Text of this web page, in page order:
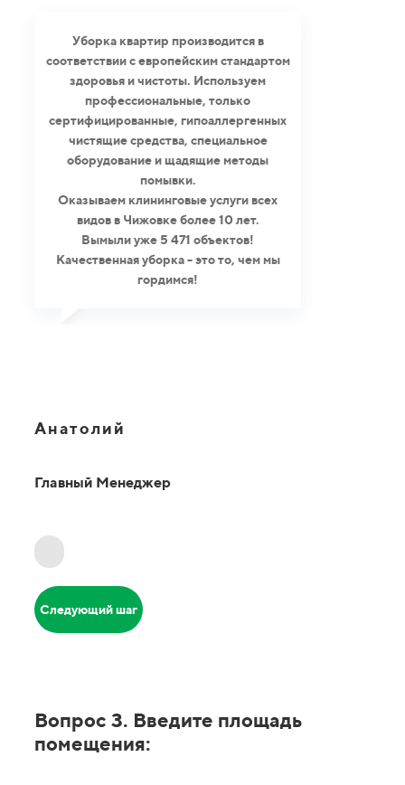
Уборка квартир производится в
соответствии с европейским стандартом
здоровья и чистоты. Используем
профессиональные, только
сертифицированные, гипоаллергенных
чистящие средства, специальное
оборудование и щадящие методы
помывки.
Оказываем клининговые услуги всех
видов в Чижовке более 10 лет.
Вымыли уже 5 471 объектов!
Качественная уборка - это то, чем мы
гордимся!
Анатолий
Главный Менеджер
Следующий шаг
Вопрос 3. Введите площадь
помещения: